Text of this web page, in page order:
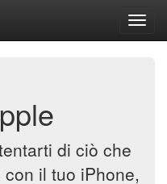
di ciò che
il tuo iPhone,